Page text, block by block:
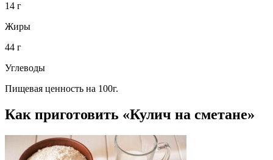
14 г
Жиры
44 г
Углеводы
Пищевая ценность на 100г.
Как приготовить «Кулич на сметане»